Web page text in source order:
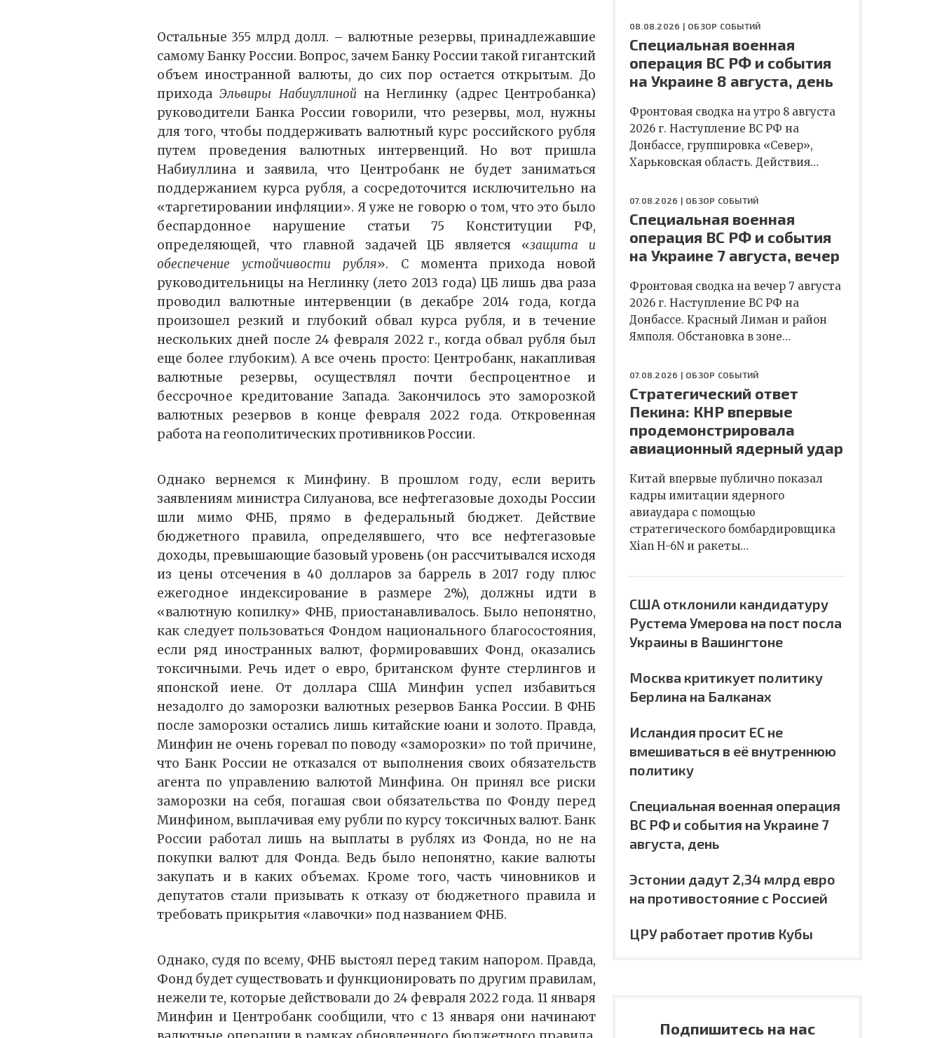
Остальные 355 млрд долл. – валютные резервы, принадлежавшие
самому Банку России. Вопрос, зачем Банку России такой гигантский
объем иностранной валюты, до сих пор остается открытым. До
приходаЭльвиры Набиуллиной на Неглинку (адрес Центробанка)
руководители Банка России говорили, что резервы, мол, нужны
для того, чтобы поддерживать валютный курс российского рубля
путем проведения валютных интервенций. Но вот пришла
Набиуллина и заявила, что Центробанк не будет заниматься
поддержанием курса рубля, а сосредоточится исключительно на
«таргетировании инфляции». Я уже не говорю о том, что это было
беспардонное нарушение статьи 75 Конституции РФ,
определяющей, что главной задачей ЦБ является «защита и
обеспечение устойчивости рубля». С момента прихода новой
руководительницы на Неглинку (лето 2013 года) ЦБ лишь два раза
проводил валютные интервенции (в декабре 2014 года, когда
произошел резкий и глубокий обвал курса рубля, и в течение
нескольких дней после 24 февраля 2022 г., когда обвал рубля был
еще более глубоким). А все очень просто: Центробанк, накапливая
валютные резервы, осуществлял почти беспроцентное и
бессрочное кредитование Запада. Закончилось это заморозкой
валютных резервов в конце февраля 2022 года. Откровенная
работа на геополитических противников России.
Однако вернемся к Минфину. В прошлом году, если верить
заявлениям министра Силуанова, все нефтегазовые доходы России
шли мимо ФНБ, прямо в федеральный бюджет. Действие
бюджетного правила, определявшего, что все нефтегазовые
доходы, превышающие базовый уровень (он рассчитывался исходя
из цены отсечения в 40 долларов за баррель в 2017 году плюс
ежегодное индексирование в размере 2%), должны идти в
«валютную копилку» ФНБ, приостанавливалось. Было непонятно,
как следует пользоваться Фондом национального благосостояния,
если ряд иностранных валют, формировавших Фонд, оказались
токсичными. Речь идет о евро, британском фунте стерлингов и
японской иене. От доллара США Минфин успел избавиться
незадолго до заморозки валютных резервов Банка России. В ФНБ
после заморозки остались лишь китайские юани и золото. Правда,
Минфин не очень горевал по поводу «заморозки» по той причине,
что Банк России не отказался от выполнения своих обязательств
агента по управлению валютой Минфина. Он принял все риски
заморозки на себя, погашая свои обязательства по Фонду перед
Минфином, выплачивая ему рубли по курсу токсичных валют. Банк
России работал лишь на выплаты в рублях из Фонда, но не на
покупки валют для Фонда. Ведь было непонятно, какие валюты
закупать и в каких объемах. Кроме того, часть чиновников и
депутатов стали призывать к отказу от бюджетного правила и
требовать прикрытия «лавочки» под названием ФНБ.
Однако, судя по всему, ФНБ выстоял перед таким напором. Правда,
Фонд будет существовать и функционировать по другим правилам,
нежели те, которые действовали до 24 февраля 2022 года. 11 января
Минфин и Центробанк сообщили, что с 13 января они начинают
08.08.2026 | ОБЗОР СОБЫТИЙ
Специальная военная
операция ВС РФ и события
на Украине 8 августа, день
Фронтовая сводка на утро 8 августа
2026 г. Наступление ВС РФ на
Донбассе, группировка «Север»,
Харьковская область. Действия…
07.08.2026 | ОБЗОР СОБЫТИЙ
Специальная военная
операция ВС РФ и события
на Украине 7 августа, вечер
Фронтовая сводка на вечер 7 августа
2026 г. Наступление ВС РФ на
Донбассе. Красный Лиман и район
Ямполя. Обстановка в зоне…
07.08.2026 | ОБЗОР СОБЫТИЙ
Стратегический ответ
Пекина: КНР впервые
продемонстрировала
авиационный ядерный удар
Китай впервые публично показал
кадры имитации ядерного
авиаудара с помощью
стратегического бомбардировщика
Xian H-6N и ракеты…
США отклонили кандидатуру
Рустема Умерова на пост посла
Украины в Вашингтоне
Москва критикует политику
Берлина на Балканах
Исландия просит ЕС не
вмешиваться в её внутреннюю
политику
Специальная военная операция
ВС РФ и события на Украине 7
августа, день
Эстонии дадут 2,34 млрд евро
на противостояние с Россией
ЦРУ работает против Кубы
Подпишитесь на нас